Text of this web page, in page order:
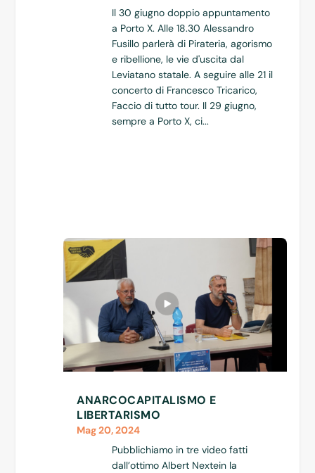
Il 30 giugno doppio appuntamento
a Porto X. Alle 18.30 Alessandro
Fusillo parlerà di Pirateria, agorismo
e ribellione, le vie d'uscita dal
Leviatano statale. A seguire alle 21 il
concerto di Francesco Tricarico,
Faccio di tutto tour. Il 29 giugno,
sempre a Porto X, ci...
ANARCOCAPITALISMO E
LIBERTARISMO
Mag 20, 2024
Pubblichiamo in tre video fatti
dall’ottimo Albert Nextein la